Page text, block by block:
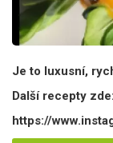
Je to luxusní,
Další recepty zde:
https://